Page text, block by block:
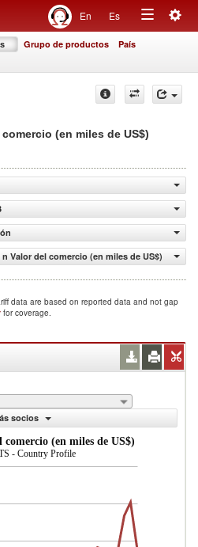
En Es
Toggle
Grupo de productos País
(en miles de US$)
Valor del comercio (en miles de US$)
data are based on reported data and not gap
for coverage.
socios
(en miles de US$)
- Country Profile